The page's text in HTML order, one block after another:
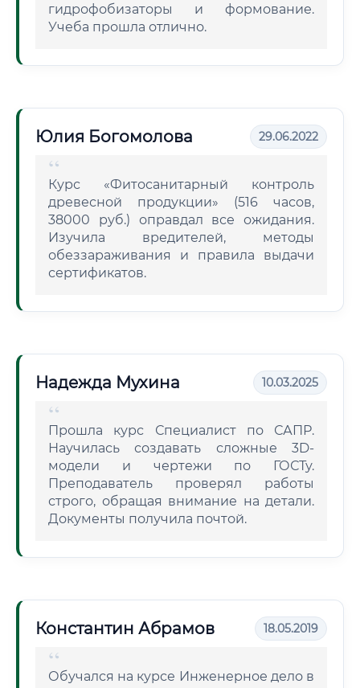
гидрофобизаторы и формование.
Учеба прошла отлично.
Юлия Богомолова 29.06.2022
Курс «Фитосанитарный контроль
древесной продукции» (516 часов,
38000 руб.) оправдал все ожидания.
Изучила вредителей, методы
обеззараживания и правила выдачи
сертификатов.
Надежда Мухина 10.03.2025
Прошла курс Специалист по САПР.
Научилась создавать сложные 3D-
модели и чертежи по ГОСТу.
Преподаватель проверял работы
строго, обращая внимание на детали.
Документы получила почтой.
Константин Абрамов 18.05.2019
Обучался на курсе Инженерное дело в